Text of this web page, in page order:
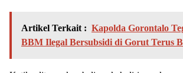
Artikel Terkait : Kapolda Gorontalo
BBM Ilegal Bersubsidi di Gorut Terus